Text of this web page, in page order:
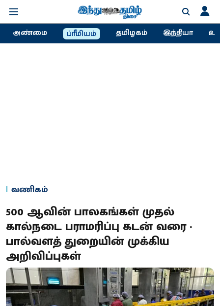
அண்மை ப்ரீமியம் தமிழகம் இந்தியா
வணிகம்
500 ஆவின் பாலகங்கள் முதல்
கால்நடை பராமரிப்பு கடன் வரை -
பால்வளத் துறையின் முக்கிய
அறிவிப்புகள்